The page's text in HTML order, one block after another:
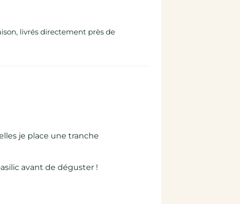
livrés directement près de
je place une tranche
avant de déguster !